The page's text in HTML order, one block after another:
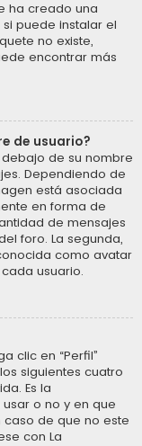
ha creado una
puede instalar el
no existe,
encontrar más
de usuario?
de su nombre
Dependiendo de
está asociada
en forma de
de mensajes
foro. La segunda,
como avatar
usuario.
clic en “Perfil”
siguientes cuatro
Es la
o no y en que
caso de que no este
con La